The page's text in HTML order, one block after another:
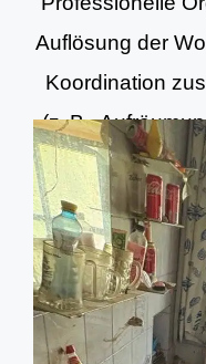
Auflösung der
Koordination
(z. B.
und